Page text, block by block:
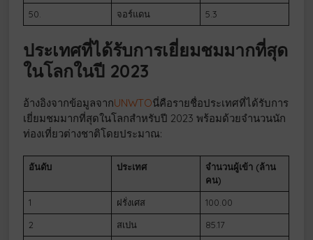
50.
จอร์แดน 5.3
ประเทศที่ได้รับการเยี่ยมชมมากที่สุด
ในโลกในปี 2023
อ้างอิงจากข้อมูลจากUNWTOนี่คือรายชื่อประเทศที่ได้รับการ
เยี่ยมชมมากที่สุดในโลกสำหรับปี 2023 พร้อมด้วยจำนวนนัก
ท่องเที่ยวต่างชาติโดยประมาณ:
อันดับ ประเทศ
จำนวนผู้เข้า (ล้าน
คน)
1
ฝรั่งเศส
100.00
2
สเปน 85.17